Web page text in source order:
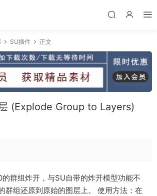
SU插件 正文
(Explode Group to Layers)
群组炸开，与SU自带的炸开模型功能不
群组还原到原始的图层上。 使用方法：在